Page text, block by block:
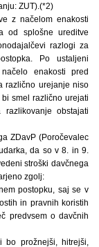
ZUT).(*2)
z načelom enakosti
od splošne ureditve
razlogi za
Po ustaljeni
enakosti pred
različno urejanje niso
smel različno urejati
obstajati
ZDavP (Poročevalec
da so v 8. in 9.
stroški davčnega
zgolj:
postopku, saj se v
in pravnih koristih
predvsem o davčnih
prožnejši, hitrejši,